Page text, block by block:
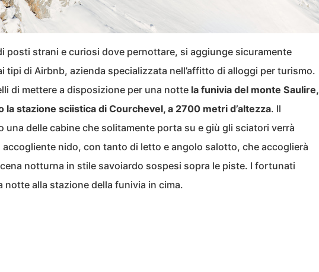
posti strani e curiosi dove pernottare, si aggiunge sicuramente
tipi di Airbnb, azienda specializzata nell’affitto di alloggi per turismo.
di mettere a disposizione per una notte la funivia del monte Saulire,
la stazione sciistica di Courchevel, a 2700 metri d’altezza. Il
una delle cabine che solitamente porta su e giù gli sciatori verrà
nido, con tanto di letto e angolo salotto, che accoglierà
notturna in stile savoiardo sospesi sopra le piste. I fortunati
notte alla stazione della funivia in cima.